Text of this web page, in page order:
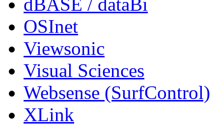
dBASE / dataBi
OSInet
Viewsonic
Visual Sciences
Websense (SurfControl)
XLink